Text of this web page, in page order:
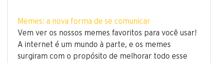
Memes: a nova forma de se comunicar
Vem ver os nossos memes favoritos para você usar!
A internet é um mundo à parte, e os memes
surgiram com o propósito de melhorar todo esse